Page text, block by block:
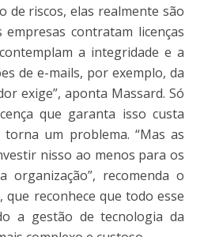
de riscos, elas realmente são
contratam licenças
a integridade e a
de e-mails, por exemplo, da
exige”, aponta Massard. Só
que garanta isso custa
um problema. “Mas as
nisso ao menos para os
organização”, recomenda o
que reconhece que todo esse
a gestão de tecnologia da